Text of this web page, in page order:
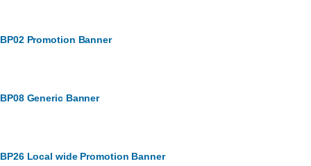
BP02 Promotion Banner
BP08 Generic Banner
BP26 Local wide Promotion Banner